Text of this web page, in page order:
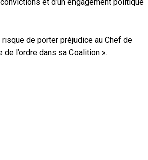
de porter préjudice au Chef de
l’ordre dans sa Coalition ».